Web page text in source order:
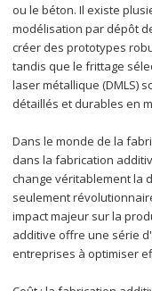
ou le béton. Il existe
modélisation par dépôt
créer des prototypes
tandis que le frittage
laser métallique (DMLS)
détaillés et durables en
Dans le monde de la
dans la fabrication
change véritablement la
seulement
impact majeur sur la
additive offre une série
entreprises à optimiser